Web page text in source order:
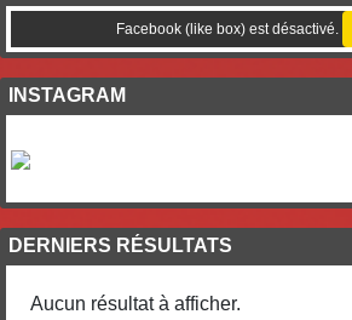
Facebook (like box) est désactivé.
INSTAGRAM
DERNIERS RÉSULTATS
Aucun résultat à afficher.